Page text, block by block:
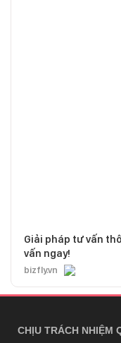
Giải pháp tư vấn
vấn ngay!
bizfly.vn
CHỊU TRÁCH NHIỆM